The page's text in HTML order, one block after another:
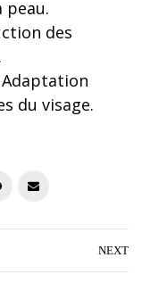
peau.
des
Adaptation
du visage.
n
e
a
l
NEXT